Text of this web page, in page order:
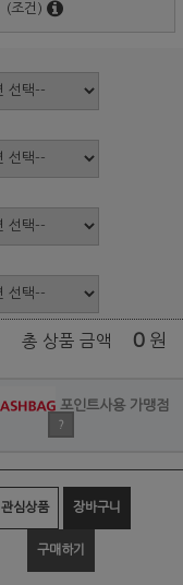
(조건)
총 상품 금액 0 원
포인트사용 가맹점
?
관심상품 장바구니
구매하기